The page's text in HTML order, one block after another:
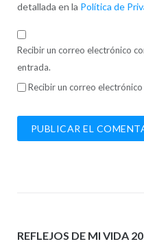
detallada en la Política de
Recibir un correo electrónico
entrada.
Recibir un correo
REFLEJOS DE MI VIDA